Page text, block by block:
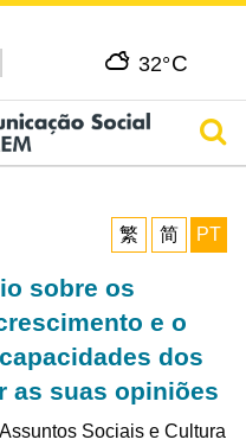
32°C
繁
简 PT
sobre os
e o
dos
as suas opiniões
Sociais e Cultura